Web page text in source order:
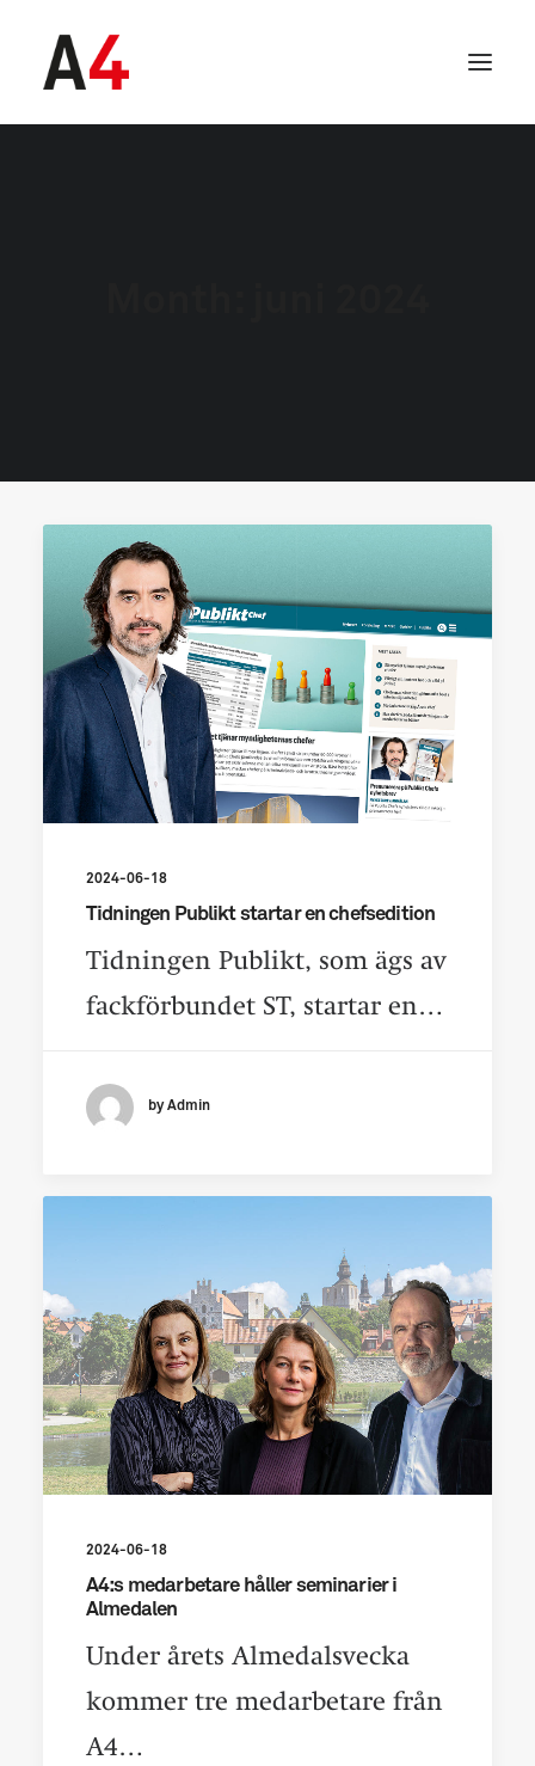
SEARCH
2024-06-18
Tidningen Publikt startar en chefsedition
Tidningen Publikt, som ägs av
fackförbundet ST, startar en…
by Admin
2024-06-18
A4:s medarbetare håller seminarier i
Almedalen
Under årets Almedalsvecka
kommer tre medarbetare från
A4…